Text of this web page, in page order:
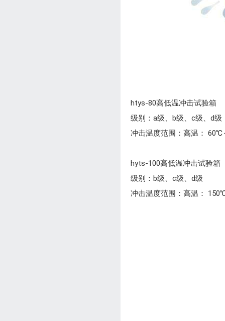
htys-80高低温冲击试验箱
级别：a级、b级、c级、d级
冲击温度范围：高温：
hyts-100高低温冲击试验箱
级别：b级、c级、d级
冲击温度范围：高温：